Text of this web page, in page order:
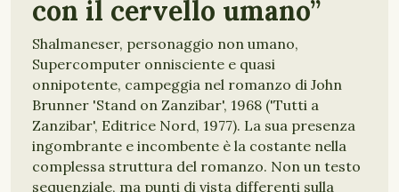
con il cervello umano”
Shalmaneser, personaggio non umano,
Supercomputer onnisciente e quasi
onnipotente, campeggia nel romanzo di John
Brunner 'Stand on Zanzibar', 1968 ('Tutti a
Zanzibar', Editrice Nord, 1977). La sua presenza
ingombrante e incombente è la costante nella
complessa struttura del romanzo. Non un testo
sequenziale, ma punti di vista differenti sulla